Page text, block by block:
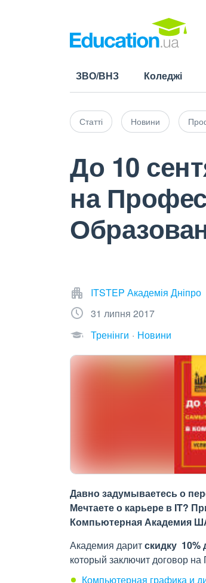
ЗВО/ВНЗ Коледжі
Статті Новини
До 10
на
ITSTEP Академія Дніпро
31 липня 2017
Тренінги
Новини
Давно задумываетесь о
Мечтаете о карьере в IT?
Компьютерная Академия
Академия даритскидку 10%
который заключит договор
Компьютерная графика и